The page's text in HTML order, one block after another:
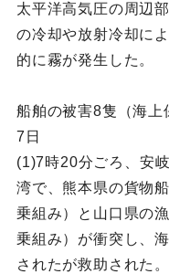
太平洋高気圧の周辺
の冷却や放射冷却に
的に霧が発生した。
船舶の被害8隻（海上
7日
(1)7時20分ごろ、安
湾で、熊本県の貨物
乗組み）と山口県の
乗組み）が衝突し、
されたが救助された